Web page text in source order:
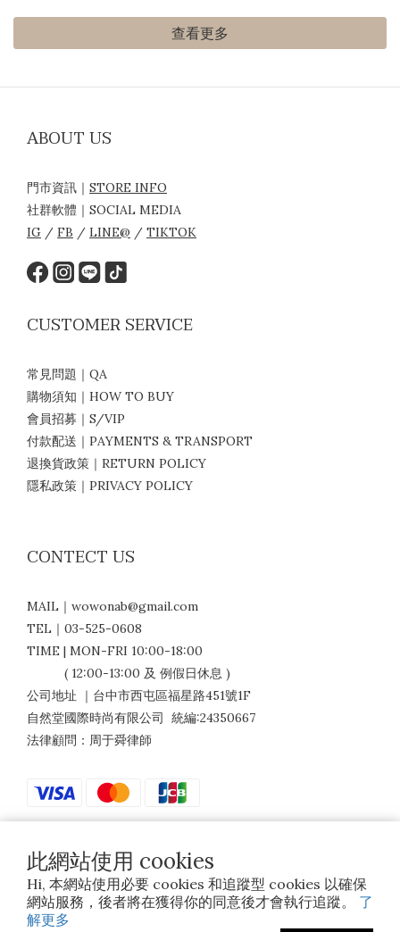
此網站使用 cookies
Hi, 本網站使用必要 cookies 和追蹤型 cookies 以確保
網站服務，後者將在獲得你的同意後才會執行追蹤。 了
解更多
查看更多
ABOUT US
門市資訊｜ STORE INFO
社群軟體｜SOCIAL MEDIA
IG / FB / LINE@ / TIKTOK
CUSTOMER SERVICE
常見問題｜QA
購物須知｜HOW TO BUY
會員招募｜S/VIP
付款配送｜PAYMENTS & TRANSPORT
退換貨政策｜RETURN POLICY
隱私政策｜PRIVACY POLICY
CONTECT US
MAIL｜wowonab@gmail.com
TEL｜03-525-0608
TIME | MON-FRI 10:00-18:00
( 12:00-13:00 及 例假日休息 )
公司地址 ｜台中市西屯區福星路451號1F
自然堂國際時尚有限公司 統編:24350667
法律顧問：周于舜律師
$ TWD 繁體中文